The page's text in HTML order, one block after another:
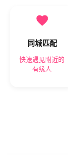
同城匹配
快速遇见附近的
有缘人